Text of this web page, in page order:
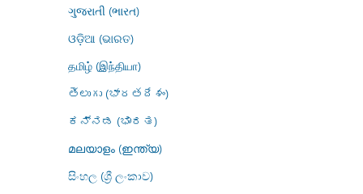
ગુજરાતી (ભારત)
ଓଡ଼ିଆ (ଭାରତ)
தமிழ் (இந்தியா)
తెలుగు (భారతదేశం)
ಕನ್ನಡ (ಭಾರತ)
മലയാളം (ഇന്ത്യ)
සිංහල (ශ්‍රී ලංකාව)